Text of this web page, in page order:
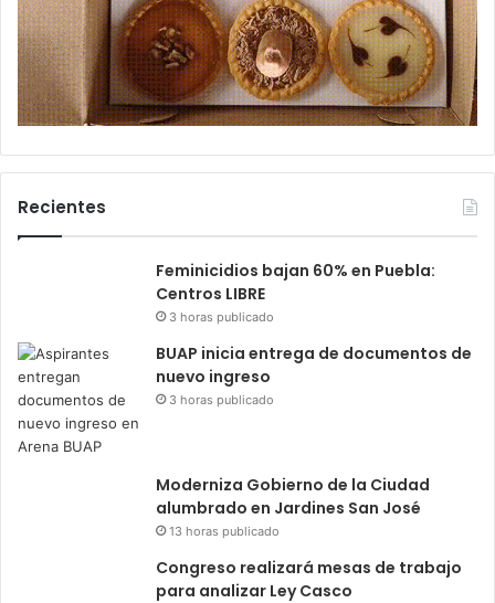
Recientes
Feminicidios bajan 60% en Puebla:
Centros LIBRE
3 horas publicado
BUAP inicia entrega de documentos de
nuevo ingreso
3 horas publicado
Moderniza Gobierno de la Ciudad
alumbrado en Jardines San José
13 horas publicado
Congreso realizará mesas de trabajo
para analizar Ley Casco